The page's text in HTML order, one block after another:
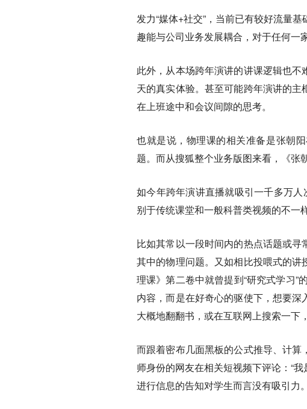
发力“媒体+社交”，当前已有较好流量
趣能与公司业务发展耦合，对于任何一
此外，从本场跨年演讲的讲课逻辑也
天的真实体验。甚至可能跨年演讲的
在上班途中和会议间隙的思考。
也就是说，物理课的相关准备是张朝
题。而从搜狐整个业务版图来看，《张
如今年跨年演讲直播就吸引一千多万
别于传统课堂和一般科普类视频的不一
比如其常以一段时间内的热点话题或
其中的物理问题。又如相比投喂式的
理课》第二卷中就曾提到“研究式学习”
内容，而是在好奇心的驱使下，想要深
大概地翻翻书，或在互联网上搜索一下
而跟着密布几面黑板的公式推导、计
师身份的网友在相关短视频下评论：“
进行信息的告知对学生而言没有吸引力